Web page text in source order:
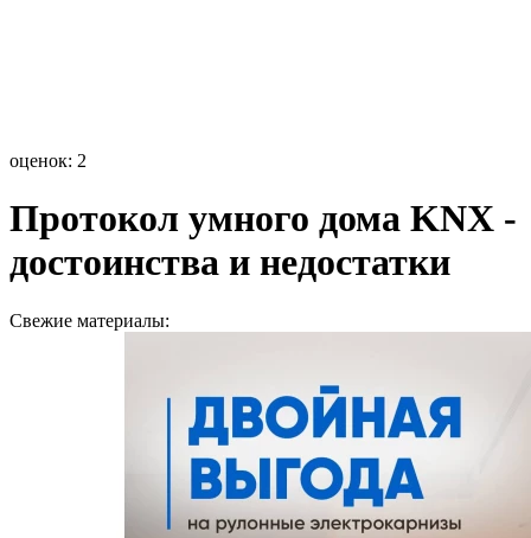
оценок: 2
Протокол умного дома KNX -
достоинства и недостатки
Свежие материалы: